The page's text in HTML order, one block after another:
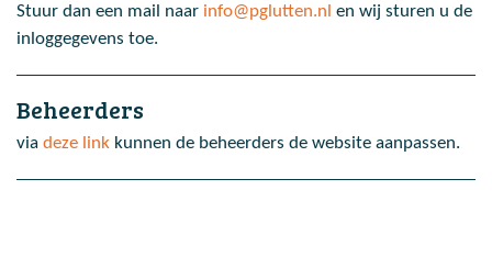
Stuur dan een mail naar info@pglutten.nl en wij sturen u de
inloggegevens toe.
Beheerders
via deze link kunnen de beheerders de website aanpassen.